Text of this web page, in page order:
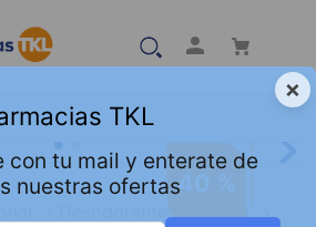
40 %
×
TKL
con tu mail y enterate de
nuestras ofertas